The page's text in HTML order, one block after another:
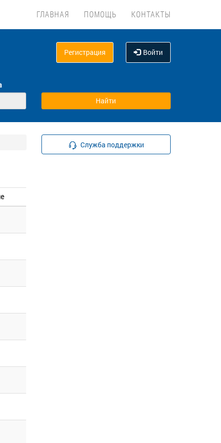
ГЛАВНАЯ ПОМОЩЬ КОНТАКТЫ
Регистрация Войти
Служба поддержки